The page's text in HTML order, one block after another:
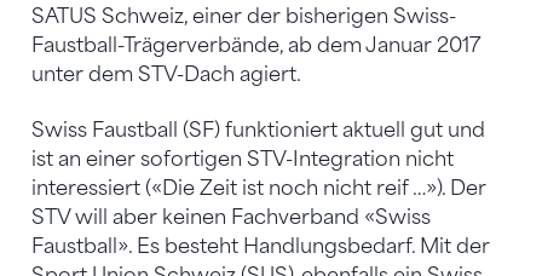
SATUS Schweiz, einer der bisherigen Swiss-
Faustball-Trägerverbände, ab dem Januar 2017
unter dem STV-Dach agiert.
Swiss Faustball (SF) funktioniert aktuell gut und
ist an einer sofortigen STV-Integration nicht
interessiert («Die Zeit ist noch nicht reif …»). Der
STV will aber keinen Fachverband «Swiss
Faustball». Es besteht Handlungsbedarf. Mit der